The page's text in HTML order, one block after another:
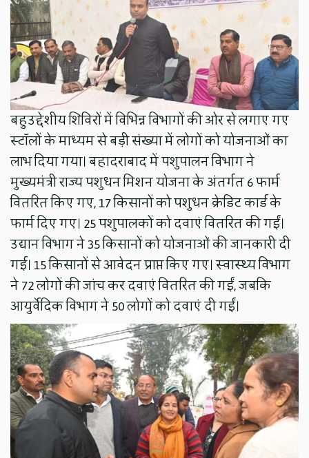
बहुउद्देशीय शिविरों में विभिन्न विभागों की ओर से लगाए गए
स्टॉलों के माध्यम से बड़ी संख्या में लोगों को योजनाओं का
लाभ दिया गया। बहादराबाद में पशुपालन विभाग ने
मुख्यमंत्री राज्य पशुधन मिशन योजना के अंतर्गत 6 फार्म
वितरित किए गए, 17 किसानों को पशुधन क्रेडिट कार्ड के
फार्म दिए गए। 25 पशुपालकों को दवाएं वितरित की गईं।
उद्यान विभाग ने 35 किसानों को योजनाओं की जानकारी दी
गई। 15 किसानों से आवेदन प्राप्त किए गए। स्वास्थ्य विभाग
ने 72 लोगों की जांच कर दवाएं वितरित की गईं, जबकि
आयुर्वेदिक विभाग ने 50 लोगों को दवाएं दी गईं।